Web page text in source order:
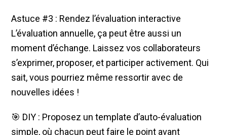
Astuce #3 : Rendez l’évaluation interactive
L’évaluation annuelle, ça peut être aussi un
moment d’échange. Laissez vos collaborateurs
s’exprimer, proposer, et participer activement. Qui
sait, vous pourriez même ressortir avec de
nouvelles idées !
🎯 DIY : Proposez un template d’auto-évaluation
simple, où chacun peut faire le point avant